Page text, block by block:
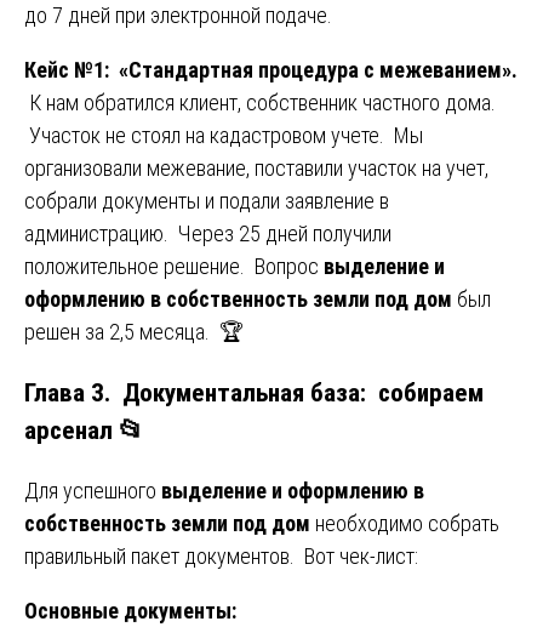
до 7 дней при электронной подаче.
Кейс №1: «Стандартная процедура с межеванием».
К нам обратился клиент, собственник частного дома.
Участок не стоял на кадастровом учете. Мы
организовали межевание, поставили участок на учет,
собрали документы и подали заявление в
администрацию. Через 25 дней получили
положительное решение. Вопрос выделение и
оформлению в собственность земли под дом был
решен за 2,5 месяца. 🏆
Глава 3. Документальная база: собираем
арсенал 📂
Для успешного выделение и оформлению в
собственность земли под дом необходимо собрать
правильный пакет документов. Вот чек-лист:
Основные документы: